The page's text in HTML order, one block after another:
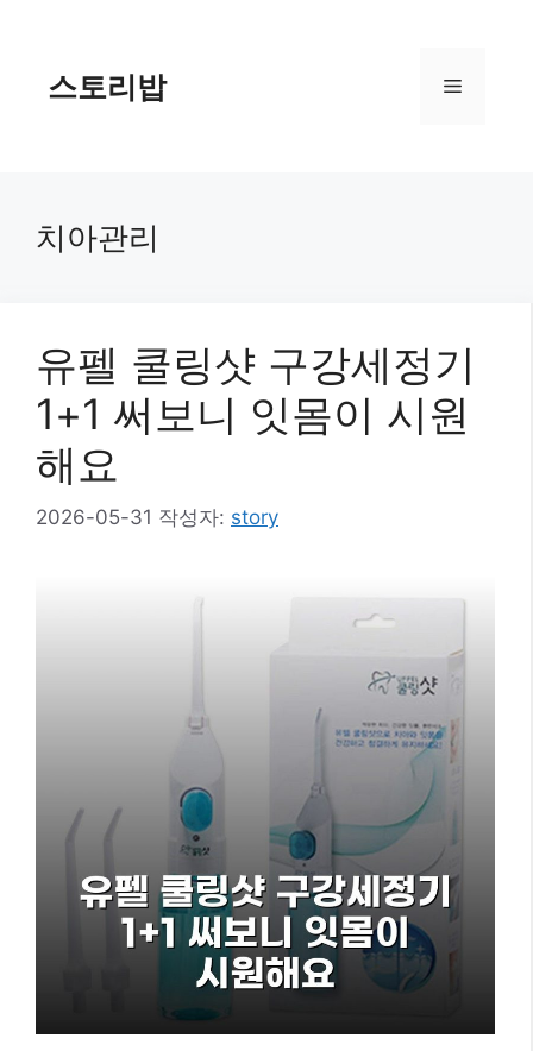
스토리밥 메
치아관리
유펠 쿨링샷 구강세정기
1+1 써보니 잇몸이 시원
해요
2026-05-31 작성자: story